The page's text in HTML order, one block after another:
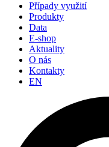
Případy využití
Produkty
Data
E-shop
Aktuality
O nás
Kontakty
EN